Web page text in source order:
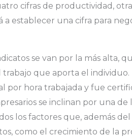
cifras de productividad,
a establecer una cifra para
se van por la más alta,
que aporta el individuo.
por hora trabajada y fue
se inclinan por una de
los factores que, además
como el crecimiento de la